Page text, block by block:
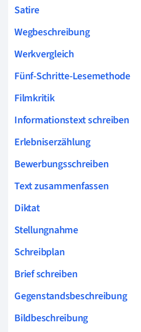
Satire
Wegbeschreibung
Werkvergleich
Fünf-Schritte-Lesemethode
Filmkritik
Informationstext schreiben
Erlebniserzählung
Bewerbungsschreiben
Text zusammenfassen
Diktat
Stellungnahme
Schreibplan
Brief schreiben
Gegenstandsbeschreibung
Bildbeschreibung